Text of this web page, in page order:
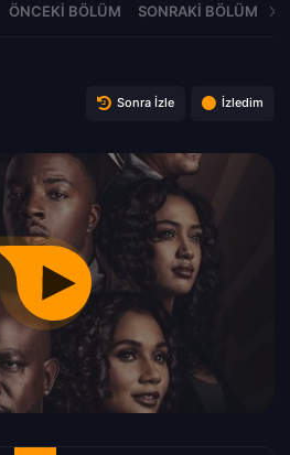
ÖNCEKI BÖLÜM SONRAKI BÖLÜM
Sonra İzle İzledim